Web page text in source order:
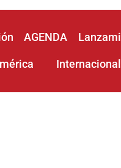
AGENDA